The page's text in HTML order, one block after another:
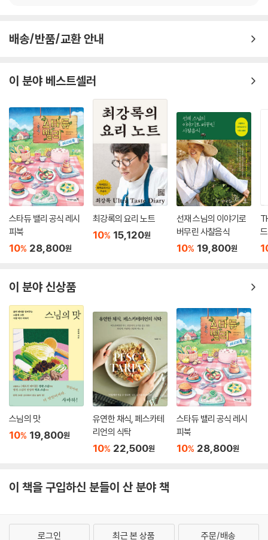
여섯째 날
샹볼 뮈지니: 도멘 기슬레인 바르도
모레 생 드니: 도멘 데 랑브레
주브리 샹베르탱과 나폴레옹
주브리 샹베르탱: 클로드 뒤가
코트 드 뉘 주요 와인 마을
마르사네 | 픽생 | 주브리 샹베르탱 | 모레 생 드니 | 샹볼 뮈지니 | 부조
본 로마네 | 뉘 생 조르주
일곱째 날 그리고 에필로그
기록의 끝, 부르고뉴를 떠나며
공국과 중세 수도사들의 유산을 보호하고 복원하는 이곳에는 실제 노트르
만들어진 유서 깊은 지하 저장고가 나온다. 건물의 지하실이라기보다는 본
도시 전체의 지하실이라 해도 믿을 정도로 규모가 크다.
부르고뉴 포도밭에 가면 반드시 들르는 곳, 십자가를 배경으로 누구나 사
진을 찍는다.
전 세계에서 가장 비싼 로마네 콩티 포도밭과 와인에는
18세기 프랑스 루이 15세의 정부이자 권력자였던 마담 퐁파두르와 얽힌
재미난 사연이 있다.
포도밭에 불어오는 오월의 봄바람과 경사진 언덕에 비치는 햇살, 오감을
자극하는 냄새는 부르고뉴를 온통 연둣빛으로 물들인다. 따사로운 햇볕에
열매가 영글고 주저리주저리 포도가 익어가는 계절이 되면 이곳은 단풍으
하다. 코트 도르의 포도밭엔 그 옛날 중세 수도사들의 땅을 일군 수고와 연
아는 만큼 누려보자, 부르고뉴 사용 설명서
부르고뉴 하면 세상에서 가장 비싼 와인을 먼저 떠올리겠지만 와인 외에도
감각의 효능을 최대치로 끌어올릴 만한 여행의 조건과 이유가 산재한 곳이
다. 부르고뉴의 미식 철학에 따르면 로컬 재료와 특산품 사용은 물론이고
부르고뉴 전통 기법과 규칙에 따라 조리해야 한다는 조건이 있다. 이는 프
랑스의 미식 문화를 하나의 예술로 승화시킨 중요한 기반이 되었다. 세계
문화 유산 도시 디종에서는 중세부터 현대까지의 유적들을 돌아볼 수 있
다. 프랑수아 뤼드 광장, 디종 노트르담 성당, 리베라시옹, 부르고뉴 역사
우른다.
도구, 사료 전시만 봐도 당시 자선 병원의 규모를 짐작할 수 있다. 곳곳에
배송/반품/교환 안내
이 분야 베스트셀러
스타듀 밸리 공식 레시
피북
10% 28,800원
최강록의 요리 노트
10% 15,120원
선재 스님의 이야기로
버무린 사찰음식
10% 19,800원
이 분야 신상품
스님의 맛
10% 19,800원
유연한 채식, 페스카테
리언의 식탁
10% 22,500원
스타듀 밸리 공식 레시
피북
10% 28,800원
이 책을 구입하신 분들이 산 분야 책
로그인 최근 본 상품 주문/배송